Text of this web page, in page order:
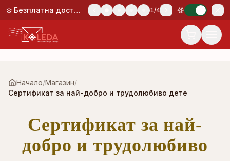
Към основното съдържание
❄️ Безплатна доставка при поръчка над 50,00 €! 1/4
Начало/Магазин/
Сертификат за най-добро и трудолюбиво дете
Сертификат за най-
добро и трудолюбиво